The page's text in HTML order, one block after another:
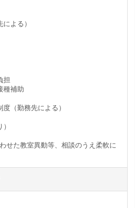
よる）
担
種補助
（勤務先による）
せた教室異動等、相談のうえ柔軟に